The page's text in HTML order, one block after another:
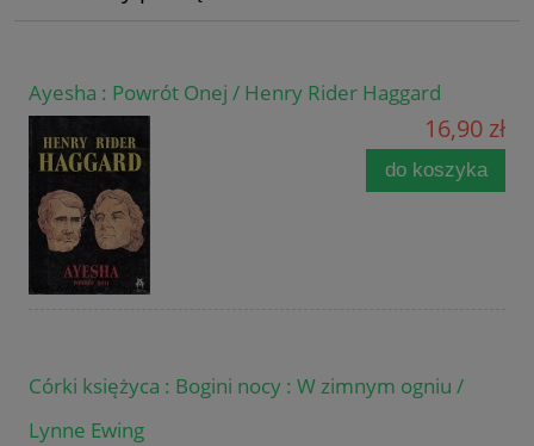
Ayesha : Powrót Onej / Henry Rider Haggard
16,90 zł
do koszyka
Córki księżyca : Bogini nocy : W zimnym ogniu /
Lynne Ewing